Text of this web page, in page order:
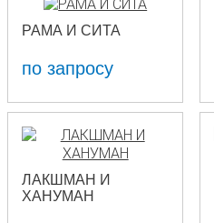
РАМА И СИТА
по запросу
ЛАКШМАН И
ХАНУМАН